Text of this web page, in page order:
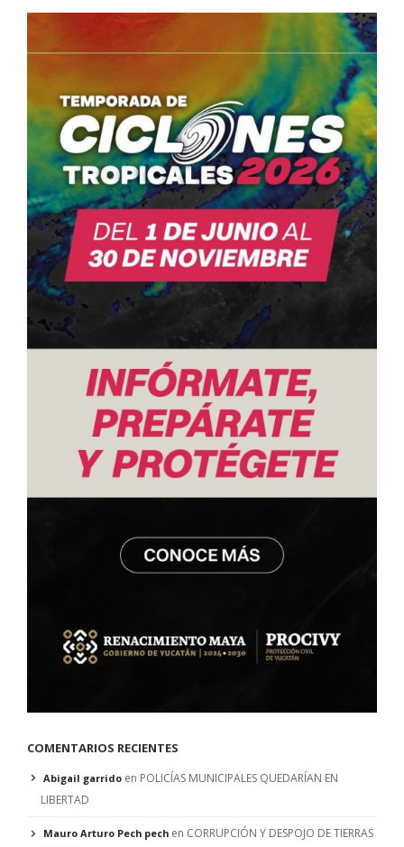
COMENTARIOS RECIENTES
Abigail garrido en POLICÍAS MUNICIPALES QUEDARÍAN EN
LIBERTAD
Mauro Arturo Pech pech en CORRUPCIÓN Y DESPOJO DE TIERRAS